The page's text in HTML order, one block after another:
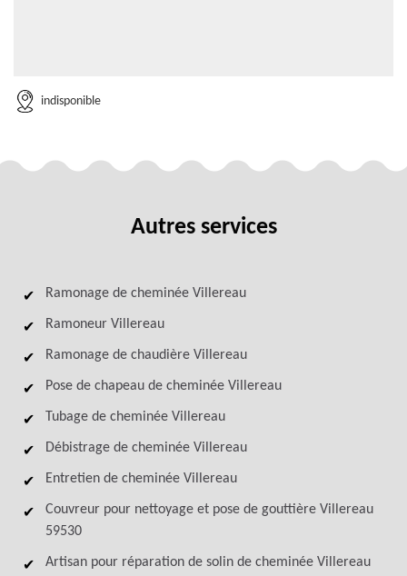
indisponible
Autres services
Ramonage de cheminée Villereau
Ramoneur Villereau
Ramonage de chaudière Villereau
Pose de chapeau de cheminée Villereau
Tubage de cheminée Villereau
Débistrage de cheminée Villereau
Entretien de cheminée Villereau
Couvreur pour nettoyage et pose de gouttière Villereau
59530
Artisan pour réparation de solin de cheminée Villereau